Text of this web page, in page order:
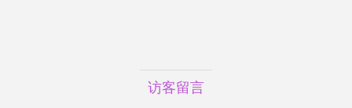
访客留言